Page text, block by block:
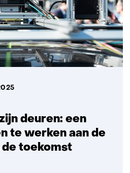
deuren: een
te werken aan de
toekomst